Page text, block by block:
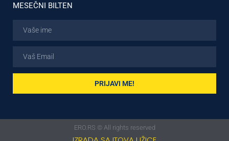
MESEČNI BILTEN
PRIJAVI ME!
ERO.RS © All rights reserved